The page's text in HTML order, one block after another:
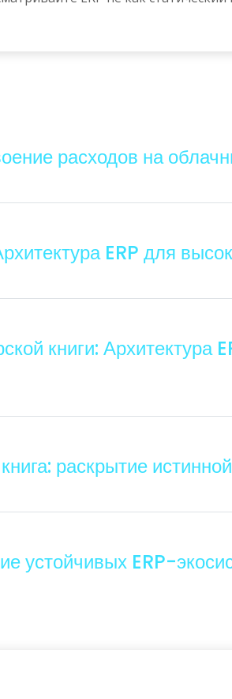
расходов на
ERP для
книги: Архитектура
раскрытие
устойчивых ERP-